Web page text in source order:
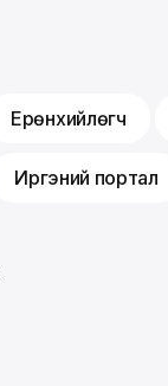
Ерөнхийлөгч
Иргэний портал